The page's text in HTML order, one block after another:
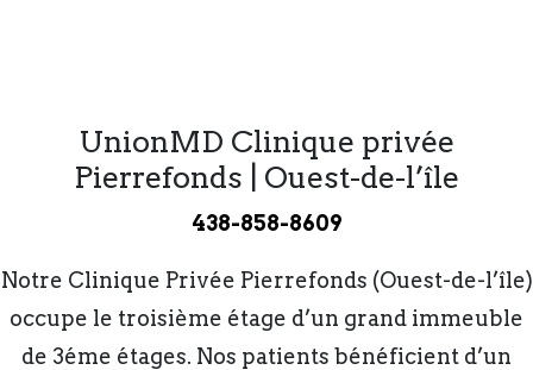
UnionMD Clinique privée
Pierrefonds | Ouest-de-l’île
438-858-8609
Notre Clinique Privée Pierrefonds (Ouest-de-l’île)
occupe le troisième étage d’un grand immeuble
de 3éme étages. Nos patients bénéficient d’un